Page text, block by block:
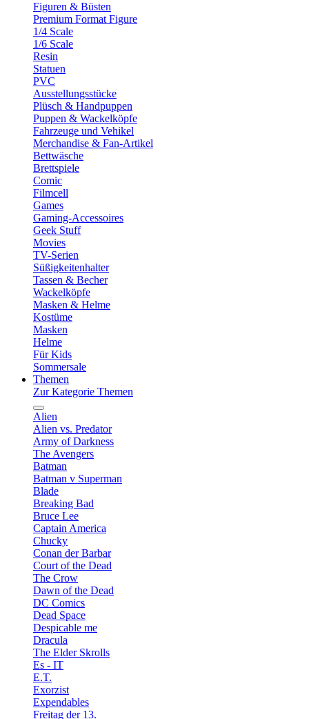
Figuren & Büsten
Premium Format Figure
1/4 Scale
1/6 Scale
Resin
Statuen
PVC
Ausstellungsstücke
Plüsch & Handpuppen
Puppen & Wackelköpfe
Fahrzeuge und Vehikel
Merchandise & Fan-Artikel
Bettwäsche
Brettspiele
Comic
Filmcell
Games
Gaming-Accessoires
Geek Stuff
Movies
TV-Serien
Süßigkeitenhalter
Tassen & Becher
Wackelköpfe
Masken & Helme
Kostüme
Masken
Helme
Für Kids
Sommersale
Themen
Zur Kategorie Themen
Alien
Alien vs. Predator
Army of Darkness
The Avengers
Batman
Batman v Superman
Blade
Breaking Bad
Bruce Lee
Captain America
Chucky
Conan der Barbar
Court of the Dead
The Crow
Dawn of the Dead
DC Comics
Dead Space
Despicable me
Dracula
The Elder Skrolls
Es - IT
E.T.
Exorzist
Expendables
Freitag der 13.